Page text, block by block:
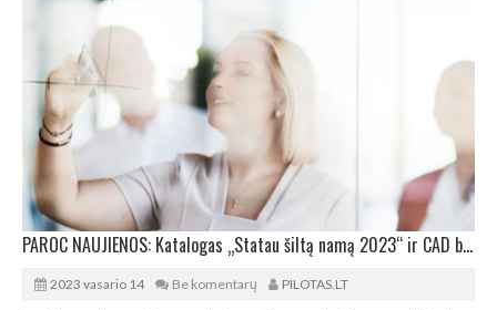
PAROC NAUJIENOS: Katalogas „Statau šiltą namą 2023“ ir CAD brėžiniai
2023 vasario 14 Be komentarų PILOTAS.LT